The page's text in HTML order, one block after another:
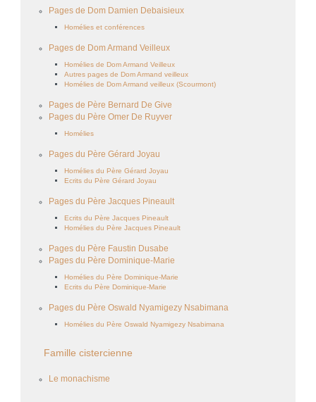
Pages de Dom Damien Debaisieux
Homélies et conférences
Pages de Dom Armand Veilleux
Homélies de Dom Armand Veilleux
Autres pages de Dom Armand veilleux
Homélies de Dom Armand veilleux (Scourmont)
Pages de Père Bernard De Give
Pages du Père Omer De Ruyver
Homélies
Pages du Père Gérard Joyau
Homélies du Père Gérard Joyau
Ecrits du Père Gérard Joyau
Pages du Père Jacques Pineault
Ecrits du Père Jacques Pineault
Homélies du Père Jacques Pineault
Pages du Père Faustin Dusabe
Pages du Père Dominique-Marie
Homélies du Père Dominique-Marie
Ecrits du Père Dominique-Marie
Pages du Père Oswald Nyamigezy Nsabimana
Homélies du Père Oswald Nyamigezy Nsabimana
Famille cistercienne
Le monachisme